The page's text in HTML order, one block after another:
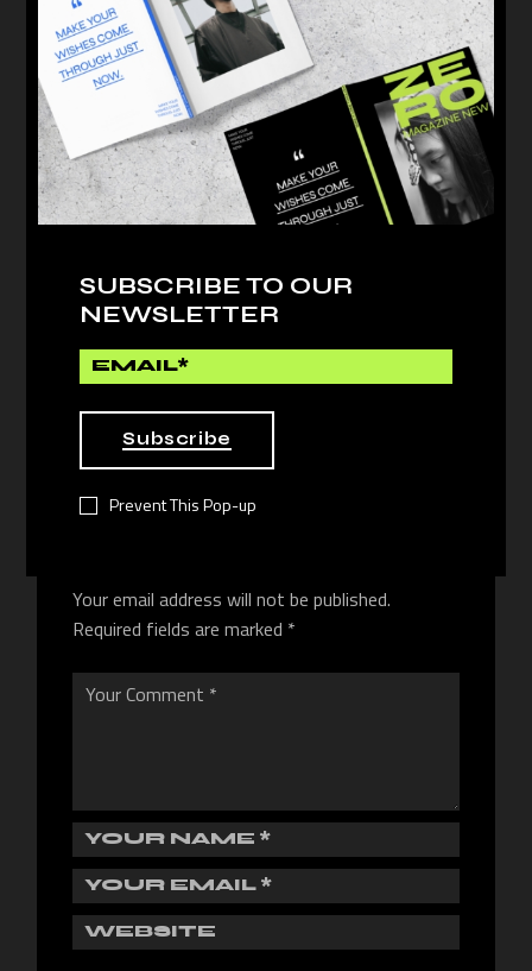
SUBSCRIBE TO OUR
NEWSLETTER
Subscribe
Prevent This Pop-up
JESSY HOWLS
Lorem ipsum dolor sit amet,
consectetur adipiscing elit, sed do
eiusmod tempor inci.
LEAVE A REPLY
Your email address will not be published.
Required fields are marked *